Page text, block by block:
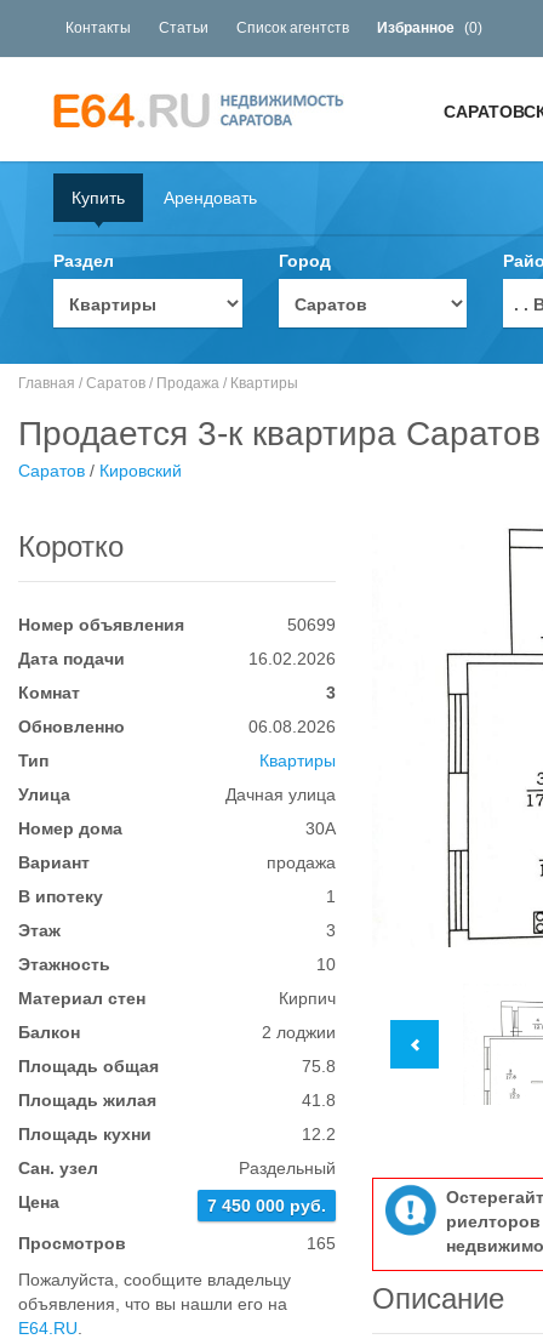
Контакты Статьи Список агентств Избранное (0)
Купить Арендовать
Раздел Город
. .
Главная / Саратов / Продажа / Квартиры
Продается 3-к квартира
Саратов / Кировский
Коротко
Номер объявления
50699
Дата подачи
16.02.2026
Комнат
3
Обновленно
06.08.2026
Тип
Квартиры
Улица
Дачная улица
Номер дома
30А
Вариант
продажа
В ипотеку
1
Этаж
3
Этажность
10
Материал стен
Кирпич
Балкон
2 лоджии
Площадь общая
75.8
Площадь жилая
41.8
Площадь кухни
12.2
Сан. узел
Раздельный
Цена
7 450 000 руб.
Просмотров
165
Пожалуйста, сообщите владельцу
объявления, что вы нашли его на
E64.RU
Описание